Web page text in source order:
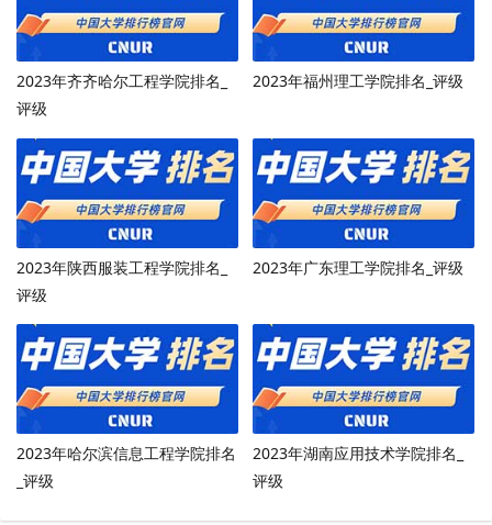
2023年齐齐哈尔工程学院排名_
评级
2023年福州理工学院排名_评级
2023年陕西服装工程学院排名_
评级
2023年广东理工学院排名_评级
2023年哈尔滨信息工程学院排名
_评级
2023年湖南应用技术学院排名_
评级